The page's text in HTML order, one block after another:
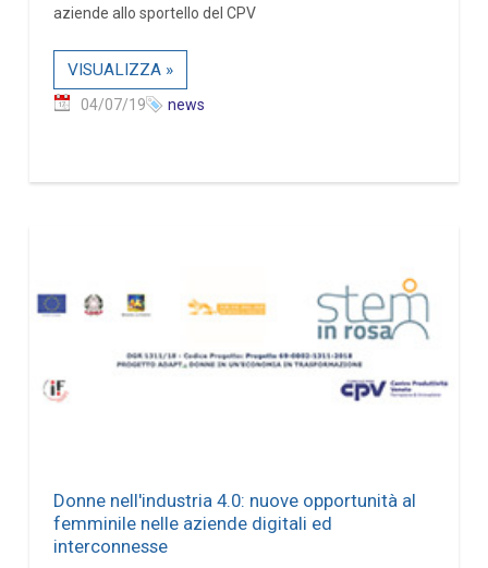
aziende allo sportello del CPV
VISUALIZZA »
04/07/19 news
Donne nell'industria 4.0: nuove opportunità al
femminile nelle aziende digitali ed
interconnesse